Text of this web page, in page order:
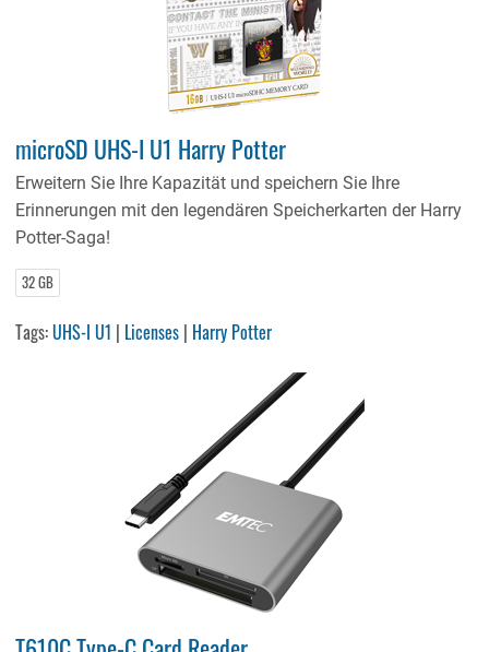
microSD UHS-I U1 Harry Potter
Erweitern Sie Ihre Kapazität und speichern Sie Ihre
Erinnerungen mit den legendären Speicherkarten der Harry
Potter-Saga!
32 GB
Tags:UHS-I U1 | Licenses | Harry Potter